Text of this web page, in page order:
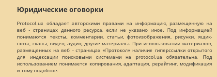
Юридические оговорки
Protocol.ua обладает авторскими правами на информацию, размещенную на
веб - страницах данного ресурса, если не указано иное. Под информацией
понимаются тексты, комментарии, статьи, фотоизображения, рисунки, ящик-
шота, сканы, видео, аудио, другие материалы. При использовании материалов,
размещенных на веб - страницах «Протокол» наличие гиперссылки открытого
для индексации поисковыми системами на protocol.ua обязательна. Под
использованием понимается копирования, адаптация, рерайтинг, модификация
и тому подобное.